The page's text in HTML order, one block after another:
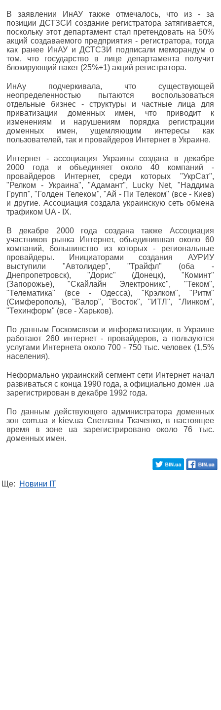
В заявлении ИнАУ также отмечалось, что из - за
позиции ДСТЗСИ создание регистратора затягивается,
поскольку этот департамент стал претендовать на 50%
акций создаваемого предприятия - регистратора, тогда
как ранее ИнАУ и ДСТСЗИ подписали меморандум о
том, что государство в лице департамента получит
блокирующий пакет (25%+1) акций регистратора.
ИнАу подчеркивала, что существующей
неопределенностью пытаются воспользоваться
отдельные бизнес - структуры и частные лица для
приватизации доменных имен, что приводит к
изменениям и нарушениям порядка регистрации
доменных имен, ущемляющим интересы как
пользователей, так и провайдеров Интернет в Украине.
Интернет - ассоциация Украины создана в декабре
2000 года и объединяет около 40 компаний -
провайдеров Интернет, среди которых "УкрСат",
"Релком - Украина", "Адамант", Lucky Net, "Наддима
Групп", "Голден Телеком", "Ай - Пи Телеком" (все - Киев)
и другие. Ассоциация создала украинскую сеть обмена
трафиком UA - IX.
В декабре 2000 года создана также Ассоциация
участников рынка Интернет, объединившая около 60
компаний, большинство из которых - региональные
провайдеры. Инициаторами создания АУРИУ
выступили "Автолидер", "Трайфл" (оба -
Днепропетровск), "Дорис" (Донецк), "Коминт"
(Запорожье), "Скайлайн Электроникс", "Теком",
"Телематика" (все - Одесса), "Крэлком", "Ритм"
(Симферополь), "Валор", "Восток", "ИТЛ", "Линком",
"Техинформ" (все - Харьков).
По данным Госкомсвязи и информатизации, в Украине
работают 260 интернет - провайдеров, а пользуются
услугами Интернета около 700 - 750 тыс. человек (1,5%
населения).
Неформально украинский сегмент сети Интернет начал
развиваться с конца 1990 года, а официально домен .ua
зарегистрирован в декабре 1992 года.
По данным действующего администратора доменных
зон com.ua и kiev.ua Светланы Ткаченко, в настоящее
время в зоне ua зарегистрировано около 76 тыс.
доменных имен.
Ще: Новини IT